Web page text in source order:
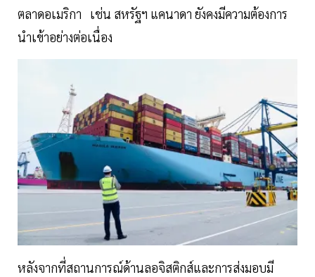
ตลาดอเมริกา เช่น สหรัฐฯ แคนาดา ยังคงมีความต้องการ
นำเข้าอย่างต่อเนื่อง
หลังจากที่สถานการณ์ด้านลอจิสติกส์และการส่งมอบมี